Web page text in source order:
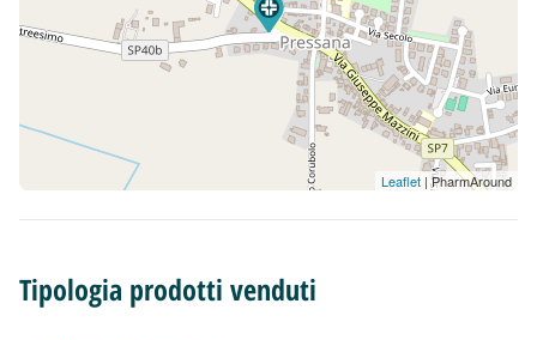
Leaflet | PharmAround
Tipologia prodotti venduti